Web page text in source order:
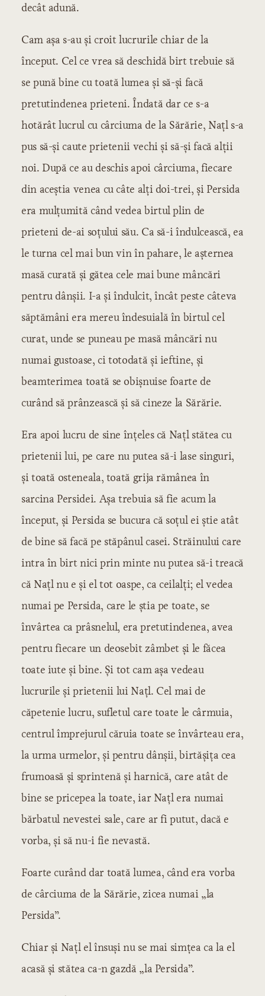
decât adună.
Cam așa s-au și croit lucrurile chiar de la
început. Cel ce vrea să deschidă birt trebuie să
se pună bine cu toată lumea și să-și facă
pretutindenea prieteni. Îndată dar ce s-a
hotărât lucrul cu cârciuma de la Sărărie, Națl s-a
pus să-și caute prietenii vechi și să-și facă alții
noi. După ce au deschis apoi cârciuma, fiecare
din aceștia venea cu câte alți doi-trei, și Persida
era mulțumită când vedea birtul plin de
prieteni de-ai soțului său. Ca să-i îndulcească, ea
le turna cel mai bun vin în pahare, le așternea
masă curată și gătea cele mai bune mâncări
pentru dânșii. I-a și îndulcit, încât peste câteva
săptămâni era mereu îndesuială în birtul cel
curat, unde se puneau pe masă mâncări nu
numai gustoase, ci totodată și ieftine, și
beamterimea toată se obișnuise foarte de
curând să prânzească și să cineze la Sărărie.
Era apoi lucru de sine înțeles că Națl stătea cu
prietenii lui, pe care nu putea să-i lase singuri,
și toată osteneala, toată grija rămânea în
sarcina Persidei. Așa trebuia să fie acum la
început, și Persida se bucura că soțul ei știe atât
de bine să facă pe stăpânul casei. Străinului care
intra în birt nici prin minte nu putea să-i treacă
că Națl nu e și el tot oaspe, ca ceilalți; el vedea
numai pe Persida, care le știa pe toate, se
învârtea ca prâsnelul, era pretutindenea, avea
pentru fiecare un deosebit zâmbet și le făcea
toate iute și bine. Și tot cam așa vedeau
lucrurile și prietenii lui Națl. Cel mai de
căpetenie lucru, sufletul care toate le cârmuia,
centrul împrejurul căruia toate se învârteau era,
la urma urmelor, și pentru dânșii, birtășița cea
frumoasă și sprintenă și harnică, care atât de
bine se pricepea la toate, iar Națl era numai
bărbatul nevestei sale, care ar fi putut, dacă e
vorba, și să nu-i fie nevastă.
Foarte curând dar toată lumea, când era vorba
de cârciuma de la Sărărie, zicea numai „la
Persida”.
Chiar și Națl el însuși nu se mai simțea ca la el
acasă și stătea ca-n gazdă „la Persida”.